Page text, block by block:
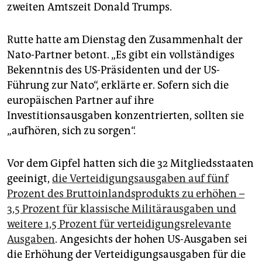
zweiten Amtszeit Donald Trumps.
Rutte hatte am Dienstag den Zusammenhalt der
Nato-Partner betont. „Es gibt ein vollständiges
Bekenntnis des US-Präsidenten und der US-
Führung zur Nato“, erklärte er. Sofern sich die
europäischen Partner auf ihre
Investitionsausgaben konzentrierten, sollten sie
„aufhören, sich zu sorgen“.
Vor dem Gipfel hatten sich die 32 Mitgliedsstaaten
geeinigt, die Verteidigungsausgaben auf fünf
Prozent des Bruttoinlandsprodukts zu erhöhen –
3,5 Prozent für klassische Militärausgaben und
weitere 1,5 Prozent für verteidigungsrelevante
Ausgaben. Angesichts der hohen US-Ausgaben sei
die Erhöhung der Verteidigungsausgaben für die